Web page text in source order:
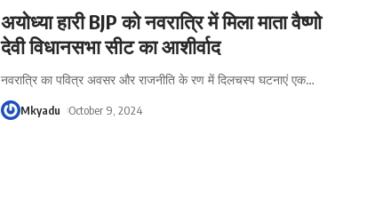
अयोध्या हारी BJP को नवरात्रि में मिला माता वैष्णो
देवी विधानसभा सीट का आशीर्वाद
नवरात्रि का पवित्र अवसर और राजनीति के रण में दिलचस्प घटनाएं एक…
Mkyadu October 9, 2024